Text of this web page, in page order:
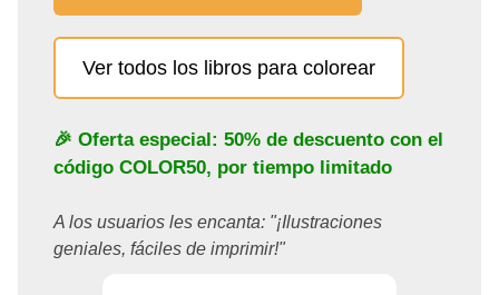
Ver todos los libros para colorear
🎉 Oferta especial: 50% de descuento con el
código COLOR50, por tiempo limitado
A los usuarios les encanta: "¡Ilustraciones
geniales, fáciles de imprimir!"